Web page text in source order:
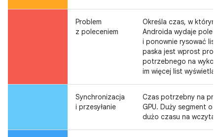
Problem
z poleceniem
Określa czas, w którym
Androida wydaje
i ponownie rysować
paska jest wprost
potrzebnego na
im więcej list
Synchronizacja
i przesyłanie
Czas potrzebny na
GPU. Duży segment
dużo czasu na